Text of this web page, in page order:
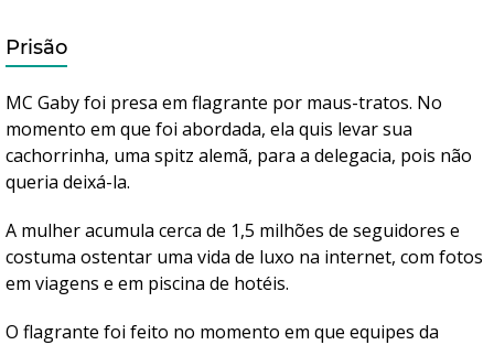
Prisão
MC Gaby foi presa em flagrante por maus-tratos. No
momento em que foi abordada, ela quis levar sua
cachorrinha, uma spitz alemã, para a delegacia, pois não
queria deixá-la.
A mulher acumula cerca de 1,5 milhões de seguidores e
costuma ostentar uma vida de luxo na internet, com fotos
em viagens e em piscina de hotéis.
O flagrante foi feito no momento em que equipes da